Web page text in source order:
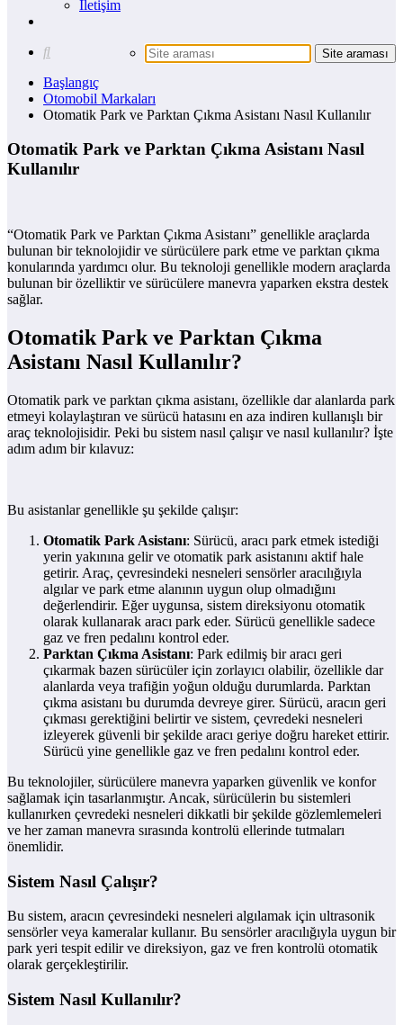
İletişim
Başlangıç
Otomobil Markaları
Otomatik Park ve Parktan Çıkma Asistanı Nasıl Kullanılır
Otomatik Park ve Parktan Çıkma Asistanı Nasıl
Kullanılır
“Otomatik Park ve Parktan Çıkma Asistanı” genellikle araçlarda
bulunan bir teknolojidir ve sürücülere park etme ve parktan çıkma
konularında yardımcı olur. Bu teknoloji genellikle modern araçlarda
bulunan bir özelliktir ve sürücülere manevra yaparken ekstra destek
sağlar.
Otomatik Park ve Parktan Çıkma
Asistanı Nasıl Kullanılır?
Otomatik park ve parktan çıkma asistanı, özellikle dar alanlarda park
etmeyi kolaylaştıran ve sürücü hatasını en aza indiren kullanışlı bir
araç teknolojisidir. Peki bu sistem nasıl çalışır ve nasıl kullanılır? İşte
adım adım bir kılavuz:
Bu asistanlar genellikle şu şekilde çalışır:
Otomatik Park Asistanı: Sürücü, aracı park etmek istediği
yerin yakınına gelir ve otomatik park asistanını aktif hale
getirir. Araç, çevresindeki nesneleri sensörler aracılığıyla
algılar ve park etme alanının uygun olup olmadığını
değerlendirir. Eğer uygunsa, sistem direksiyonu otomatik
olarak kullanarak aracı park eder. Sürücü genellikle sadece
gaz ve fren pedalını kontrol eder.
Parktan Çıkma Asistanı: Park edilmiş bir aracı geri
çıkarmak bazen sürücüler için zorlayıcı olabilir, özellikle dar
alanlarda veya trafiğin yoğun olduğu durumlarda. Parktan
çıkma asistanı bu durumda devreye girer. Sürücü, aracın geri
çıkması gerektiğini belirtir ve sistem, çevredeki nesneleri
izleyerek güvenli bir şekilde aracı geriye doğru hareket ettirir.
Sürücü yine genellikle gaz ve fren pedalını kontrol eder.
Bu teknolojiler, sürücülere manevra yaparken güvenlik ve konfor
sağlamak için tasarlanmıştır. Ancak, sürücülerin bu sistemleri
kullanırken çevredeki nesneleri dikkatli bir şekilde gözlemlemeleri
ve her zaman manevra sırasında kontrolü ellerinde tutmaları
önemlidir.
Sistem Nasıl Çalışır?
Bu sistem, aracın çevresindeki nesneleri algılamak için ultrasonik
sensörler veya kameralar kullanır. Bu sensörler aracılığıyla uygun bir
park yeri tespit edilir ve direksiyon, gaz ve fren kontrolü otomatik
olarak gerçekleştirilir.
Sistem Nasıl Kullanılır?